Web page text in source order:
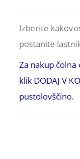
Izberite
postanite
Za nakup
klik DODAJ V
pustolovščino.